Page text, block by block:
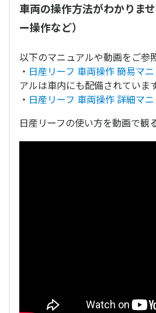
車両の操作方法がわかりま
ー操作など）
以下のマニュアルや動画をご参
・ 日産リーフ 車両操作 簡易マ
アルは車内にも配備されています
・ 日産リーフ 車両操作 詳細マ
日産リーフの使い方を動画で観